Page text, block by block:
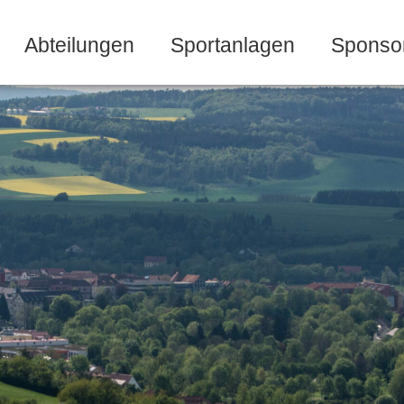
Abteilungen Sportanlagen